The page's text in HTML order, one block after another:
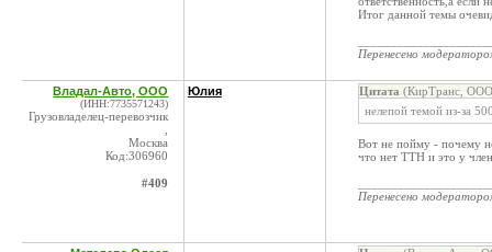
Итог данной темы
Перенесено
Владал-Авто, ООО
(ИНН:7735571243)
Грузовладелец-перевозчик
Москва
Код:306960
#409
Юлия Цитата (КирТранс,
нелепой темой из-за
Вот не пойму - почему
что нет ТТН и это у
Перенесено